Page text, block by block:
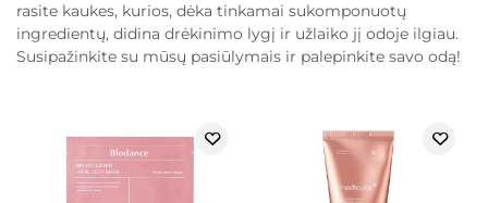
rasite kaukes, kurios, dėka tinkamai sukomponuotų
ingredientų, didina drėkinimo lygį ir užlaiko jį odoje ilgiau.
Susipažinkite su mūsų pasiūlymais ir palepinkite savo odą!